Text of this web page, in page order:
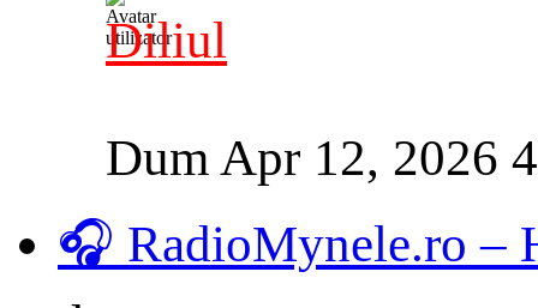
Diliul
Dum Apr 12, 2026
🎧 RadioMynele.ro –